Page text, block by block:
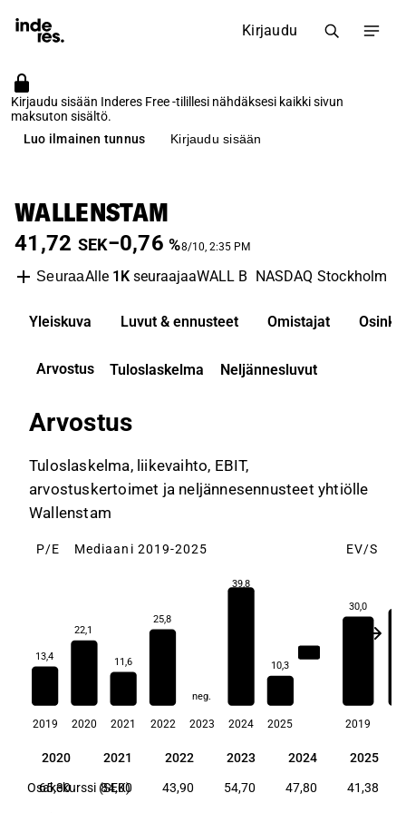
Kirjaudu
Kirjaudu sisään Inderes Free -tilillesi nähdäksesi kaikki sivun
maksuton sisältö.
Luo ilmainen tunnus
Kirjaudu sisään
WALLENSTAM
41,72 SEK−0,76 %8/10, 2:35 PM
SeuraaAlle 1KseuraajaaWALL B NASDAQ Stockholm
Yleiskuva Luvut & ennusteet Omistajat Osinko
Arvostus Tuloslaskelma Neljännesluvut
Arvostus
Tuloslaskelma, liikevaihto, EBIT,
arvostuskertoimet ja neljännesennusteet yhtiölle
Wallenstam
P/E Mediaani 2019-2025
13,4
22,1
11,6
25,8
neg.
39,8
10,3
2019 2020 2021 2022 2023 2024 2025
EV/S
30,0
2019
2020 2021 2022 2023 2024 2025
2020 2021 2022 2023 2024 2025
Osakekurssi (SEK)
65,30 84,00 43,90 54,70 47,80 41,38